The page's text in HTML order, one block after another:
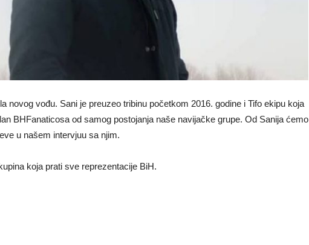
novog vođu. Sani je preuzeo tribinu početkom 2016. godine i Tifo ekipu koja
BHFanaticosa od samog postojanja naše navijačke grupe. Od Sanija ćemo
u našem intervjuu sa njim.
koja prati sve reprezentacije BiH.